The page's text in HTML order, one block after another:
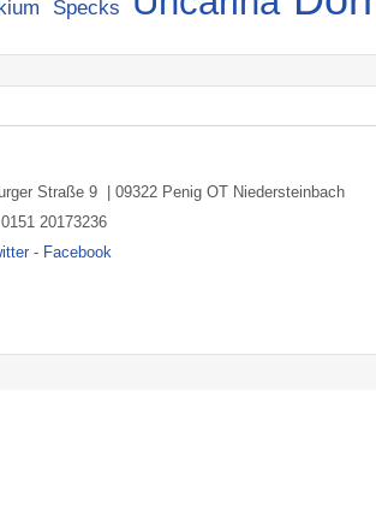
Specks
Straße 9 | 09322 Penig OT Niedersteinbach
20173236
- Facebook